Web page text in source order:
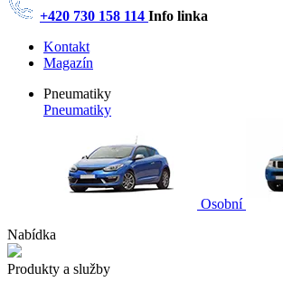
+420 730 158 114 Info linka
Kontakt
Magazín
Pneumatiky
Pneumatiky
Osobní
Nabídka
Produkty a služby